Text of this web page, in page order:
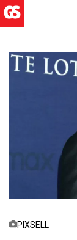
PIXSELL